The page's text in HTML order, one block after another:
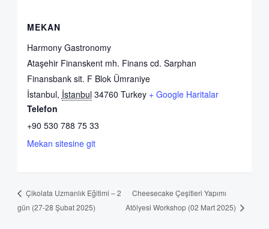
MEKAN
Harmony Gastronomy
Ataşehir Finanskent mh. Finans cd. Sarphan
Finansbank sit. F Blok Ümraniye
İstanbul, İstanbul 34760 Turkey + Google Haritalar
Telefon
+90 530 788 75 33
Mekan sitesine git
Çikolata Uzmanlık Eğitimi – 2
gün (27-28 Şubat 2025)
Cheesecake Çeşitleri Yapımı
Atölyesi Workshop (02 Mart 2025)